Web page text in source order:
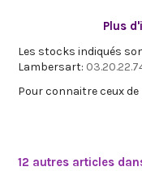
Plus
Les stocks indiqués
Lambersart:
Pour connaitre ceux
12 autres articles